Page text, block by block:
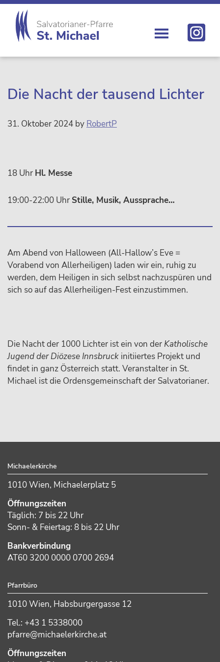
Zur
Hauptnavigation
springen
Skip
main
content
Zur
Hauptsidebar
springen
Zur
Fußzeile
springen
Michael
Michaelerkirche
Wiens
Die Nacht der tausend Lichter
31. Oktober 2024 by RobertP
18 Uhr Hl. Messe
19:00-22:00 Uhr Stille, Musik, Aussprache…
Am Abend von Halloween (All-Hallow’s Eve =
Vorabend von Allerheiligen) laden wir ein, ruhig zu
werden, dem Heiligen in sich selbst nachzuspüren und
sich so auf das Allerheiligen-Fest einzustimmen.
Die Nacht der 1000 Lichter ist ein von der Katholische
Jugend der Diözese Innsbruck initiiertes Projekt und
findet in ganz Österreich statt. Veranstalter in St.
Michael ist die Ordensgemeinschaft der Salvatorianer.
Michaelerkirche
1010 Wien, Michaelerplatz 5
Öffnungszeiten
Täglich: 7 bis 22 Uhr
Sonn- & Feiertag: 8 bis 22 Uhr
Bankverbindung
AT60 3200 0000 0700 2694
Pfarrbüro
1010 Wien, Habsburgergasse 12
Tel.: +43 1 5338000
pfarre@michaelerkirche.at
Öffnungszeiten